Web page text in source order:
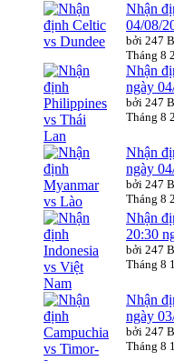
Nhận
04/08/
bởi 247
Tháng 8
Nhận
ngày
bởi 247
Tháng 8
Nhận
ngày
bởi 247
Tháng 8
Nhận
20:30
bởi 247
Tháng 8
Nhận
ngày
bởi 247
Tháng 8